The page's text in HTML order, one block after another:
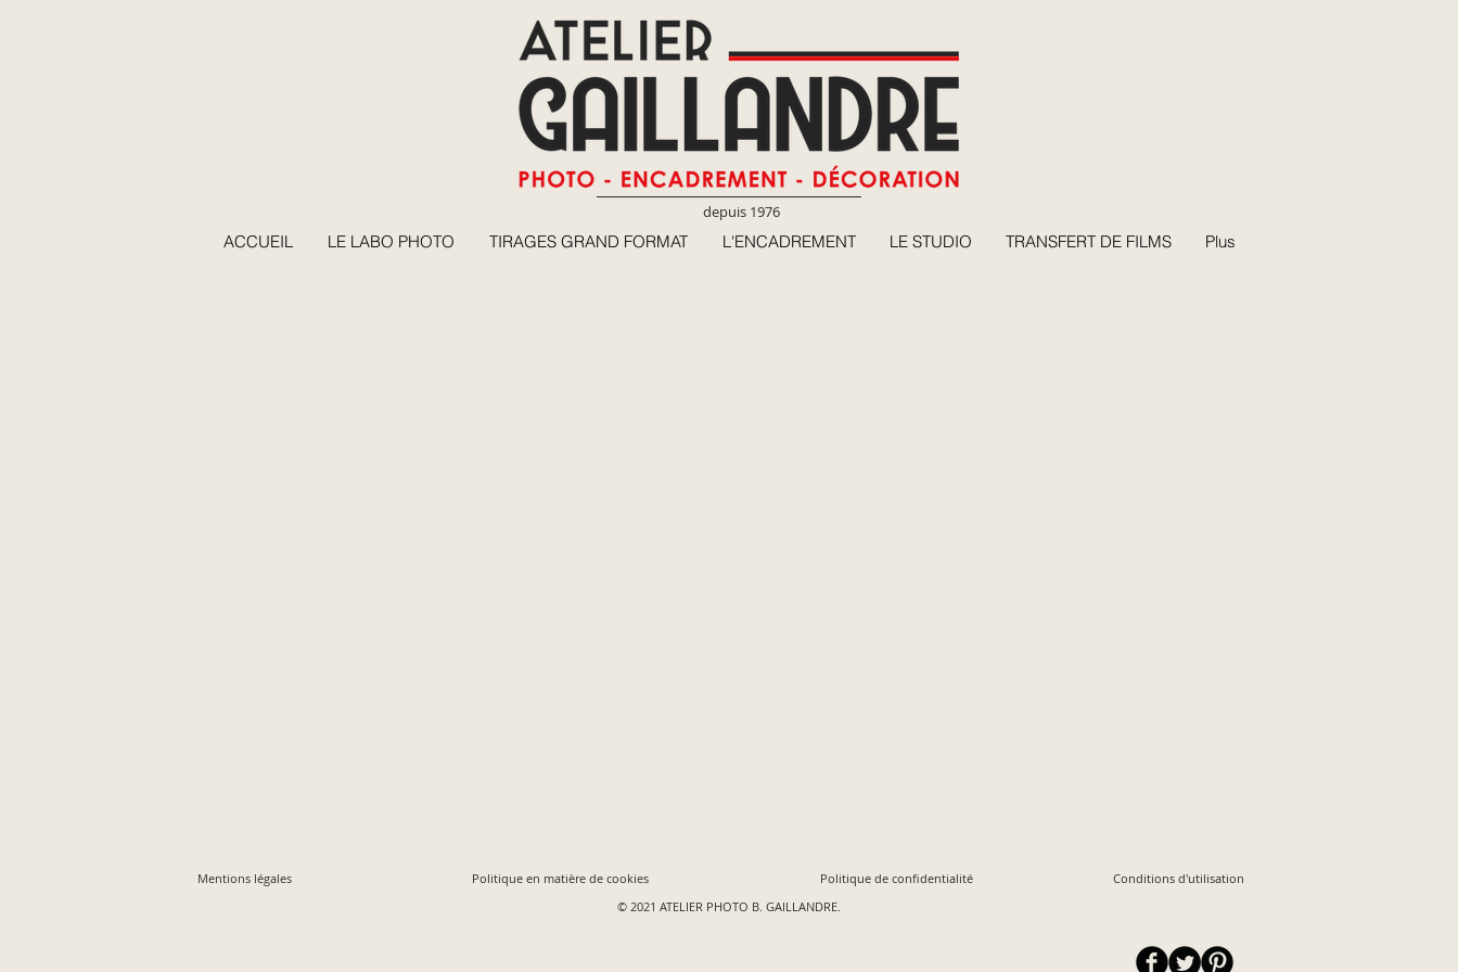
depuis 1976
ACCUEIL LE LABO PHOTO TIRAGES GRAND FORMAT L'ENCADREMENT LE STUDIO TRANSFERT DE FILMS Plus
Mentions légales Politique en matière de cookies Politique de confidentialité
Conditions d'utilisation
© 2021 ATELIER PHOTO B. GAILLANDRE.